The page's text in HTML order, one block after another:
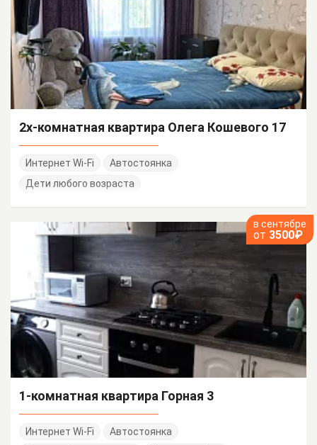
2х-комнатная квартира Олега Кошевого 17
Интернет Wi-Fi
Автостоянка
Дети любого возраста
в сентябре
от 3500₽
1-комнатная квартира Горная 3
Интернет Wi-Fi
Автостоянка